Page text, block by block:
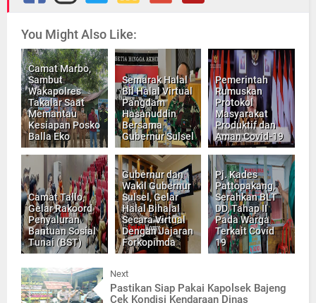
You Might Also Like:
Camat Marbo,
Sambut
Wakapolres
Takalar Saat
Memantau
Kesiapan Posko
Balla Eko
Semarak Halal
Bil Halal Virtual
Pangdam
Hasanuddin
Bersama
Gubernur Sulsel
Pemerintah
Rumuskan
Protokol
Masyarakat
Produktif dan
Aman Covid-19
Camat Tallo,
Gelar Rakoord
Penyaluran
Bantuan Sosial
Tunai (BST)
Gubernur dan
Wakil Gubernur
Sulsel, Gelar
Halal Bihalal
Secara Virtual
Dengan Jajaran
Forkopimda
Pj. Kades
Pattopakang,
Serahkan BLT
DD, Tahap II
Pada Warga
Terkait Covid
19
Next
Pastikan Siap Pakai Kapolsek Bajeng
Cek Kondisi Kendaraan Dinas